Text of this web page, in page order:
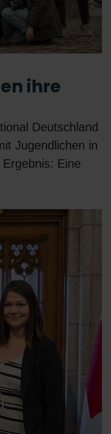
ihre
Deutschland
Jugendlichen in
Eine